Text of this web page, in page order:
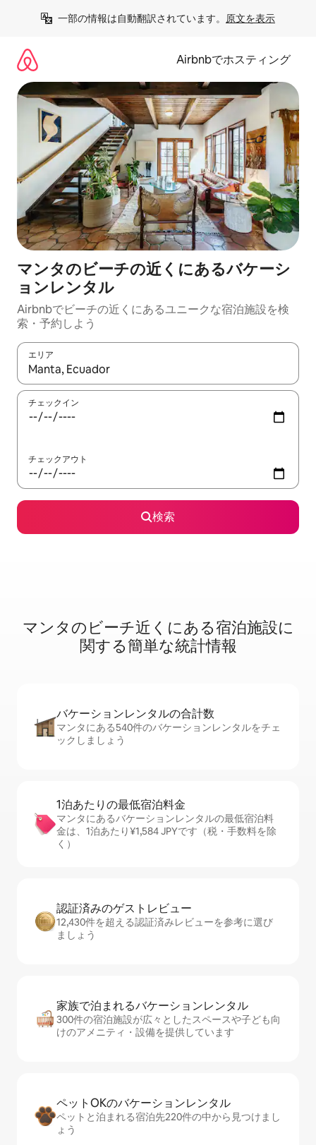
一部の情報は自動翻訳されています。 原文を表示
Airbnbでホスティング
マンタのビーチの近くにあるバケーシ
ョンレンタル
Airbnbでビーチの近くにあるユニークな宿泊施設を検
索・予約しよう
エリア
検索結果が表示されたら、上下の矢印キーを使って移動するか
チェックイン
チェックアウト
検索
マンタのビ⁠ー⁠チ⁠近⁠く⁠に⁠あ⁠る宿⁠泊⁠施⁠設⁠に
関⁠す⁠る簡⁠単⁠な統⁠計⁠情⁠報
バケーションレ⁠ン⁠タ⁠ル⁠の合⁠計⁠数
マンタにある540件のバケーションレンタルをチェ
ックしましょう
1泊あたりの最⁠低⁠宿⁠泊⁠料⁠金
マンタにあるバケーションレンタルの最低宿泊料
金は、1泊あたり¥1,584 JPYです（税・手数料を除
く）
認証済みのゲ⁠ス⁠ト⁠レ⁠ビ⁠ュ⁠ー
12,430件を超える認証済みレビューを参考に選び
ましょう
家族で泊まれるバ⁠ケ⁠ー⁠シ⁠ョ⁠ンレ⁠ン⁠タ⁠ル
300件の宿泊施設が広々としたスペースや子ども向
けのアメニティ・設備を提供しています
ペットOKのバ⁠ケ⁠ー⁠シ⁠ョ⁠ンレ⁠ン⁠タ⁠ル
ペットと泊まれる宿泊先220件の中から見つけまし
ょう